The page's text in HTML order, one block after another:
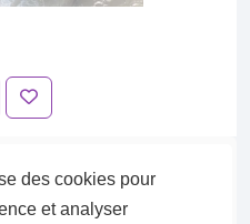
des cookies pour
et analyser
?